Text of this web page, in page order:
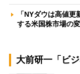
「NYダウは高値
する米国株市場
大前研一「ビ